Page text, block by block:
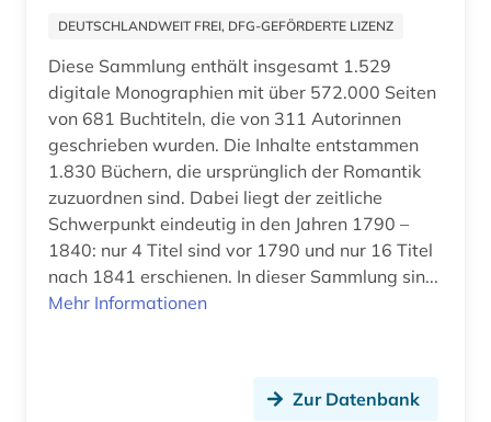
bibliotheksgeschichte (1)
bibliotheksgeschichte (1)
bibliothekskataloge (1)
bibliotheksrecht (1)
bibliothekswesen (6)
bibliothekswissenschaft (6)
DEUTSCHLANDWEIT FREI, DFG-GEFÖRDERTE LIZENZ
Diese Sammlung enthält insgesamt 1.529
digitale Monographien mit über 572.000 Seiten
von 681 Buchtiteln, die von 311 Autorinnen
geschrieben wurden. Die Inhalte entstammen
1.830 Büchern, die ursprünglich der Romantik
zuzuordnen sind. Dabei liegt der zeitliche
Schwerpunkt eindeutig in den Jahren 1790 –
1840: nur 4 Titel sind vor 1790 und nur 16 Titel
nach 1841 erschienen. In dieser Sammlung sin...
Mehr Informationen
Zur Datenbank